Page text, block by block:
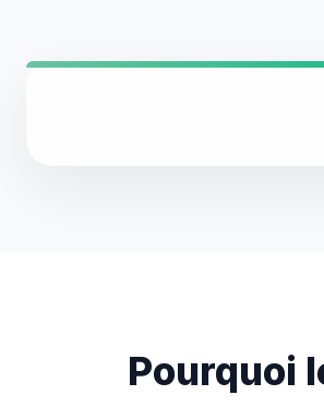
Pourquoi